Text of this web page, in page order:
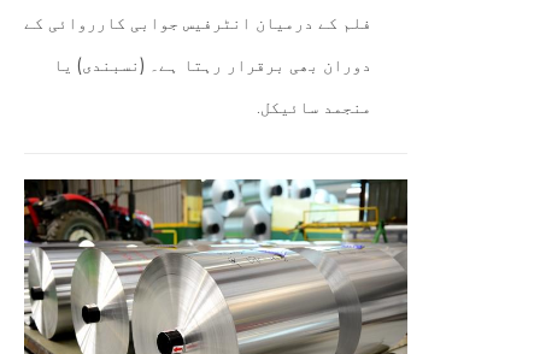
فلم کے درمیان انٹرفیس جوابی کارروائی کے
دوران بھی برقرار رہتا ہے۔ (نسبندی) یا
منجمد سائیکل.